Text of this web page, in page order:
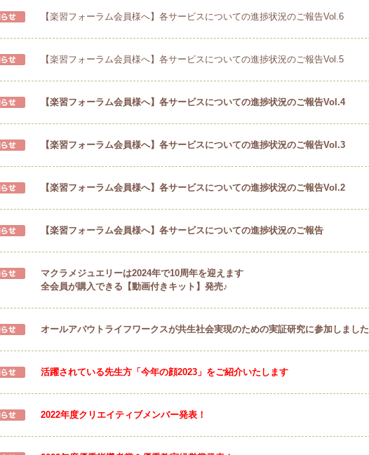
【楽習フォーラム会員様へ】各サービスについての進捗状況のご報告Vol.6
【楽習フォーラム会員様へ】各サービスについての進捗状況のご報告Vol.5
【楽習フォーラム会員様へ】各サービスについての進捗状況のご報告Vol.4
【楽習フォーラム会員様へ】各サービスについての進捗状況のご報告Vol.3
【楽習フォーラム会員様へ】各サービスについての進捗状況のご報告Vol.2
【楽習フォーラム会員様へ】各サービスについての進捗状況のご報告
マクラメジュエリーは2024年で10周年を迎えます
全会員が購入できる【動画付きキット】発売♪
オールアバウトライフワークスが共生社会実現のための実証研究に参加しました
活躍されている先生方「今年の顔2023」をご紹介いたします
2022年度クリエイティブメンバー発表！